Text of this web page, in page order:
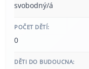
svobodný/á
POČET DĚTÍ:
0
DĚTI DO BUDOUCNA: